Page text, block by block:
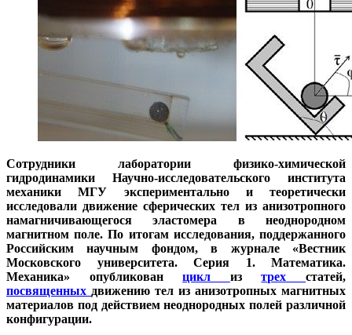
Сотрудники лаборатории физико-химической
гидродинамики Научно-исследовательского института
механики МГУ экспериментально и теоретически
исследовали движение сферических тел из анизотропного
намагничивающегося эластомера в неоднородном
магнитном поле. По итогам исследования, поддержанного
Российским научным фондом, в журнале «Вестник
Московского университета. Серия 1. Математика.
Механика» опубликованцикл изтрехстатей,
посвященных движению тел из анизотропных магнитных
материалов под действием неоднородных полей различной
конфигурации.